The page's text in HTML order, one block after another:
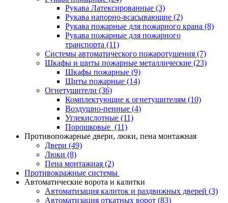
Рукава Латексированные (3)
Рукава напорно-всасывающие (2)
Рукава пожарные для пожарного крана (8)
Рукава пожарные для пожарного
транспорта (11)
Системы автоматического пожаротушения (7)
Шкафы и щиты пожарные металлические (23)
Шкафы пожарные (9)
Щиты пожарные (14)
Огнетушители (36)
Комплектующие к огнетушителям (10)
Воздушно-пенные (4)
Углекислотные (11)
Порошковые (11)
Противопожарные двери, люки, пена монтажная
Двери (49)
Люки (8)
Пена монтажная (2)
Противокражные системы
Автоматические ворота и калитки
Автоматизация калиток и раздвижных дверей (3)
Автоматизация откатных ворот (83)